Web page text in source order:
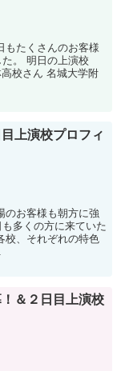
もたくさんのお客様
。 明日の上演校
校さん 名城大学附
上演校プロフィ
のお客様も朝方に強
多くの方に来ていた
校、それぞれの特色
＆２日目上演校